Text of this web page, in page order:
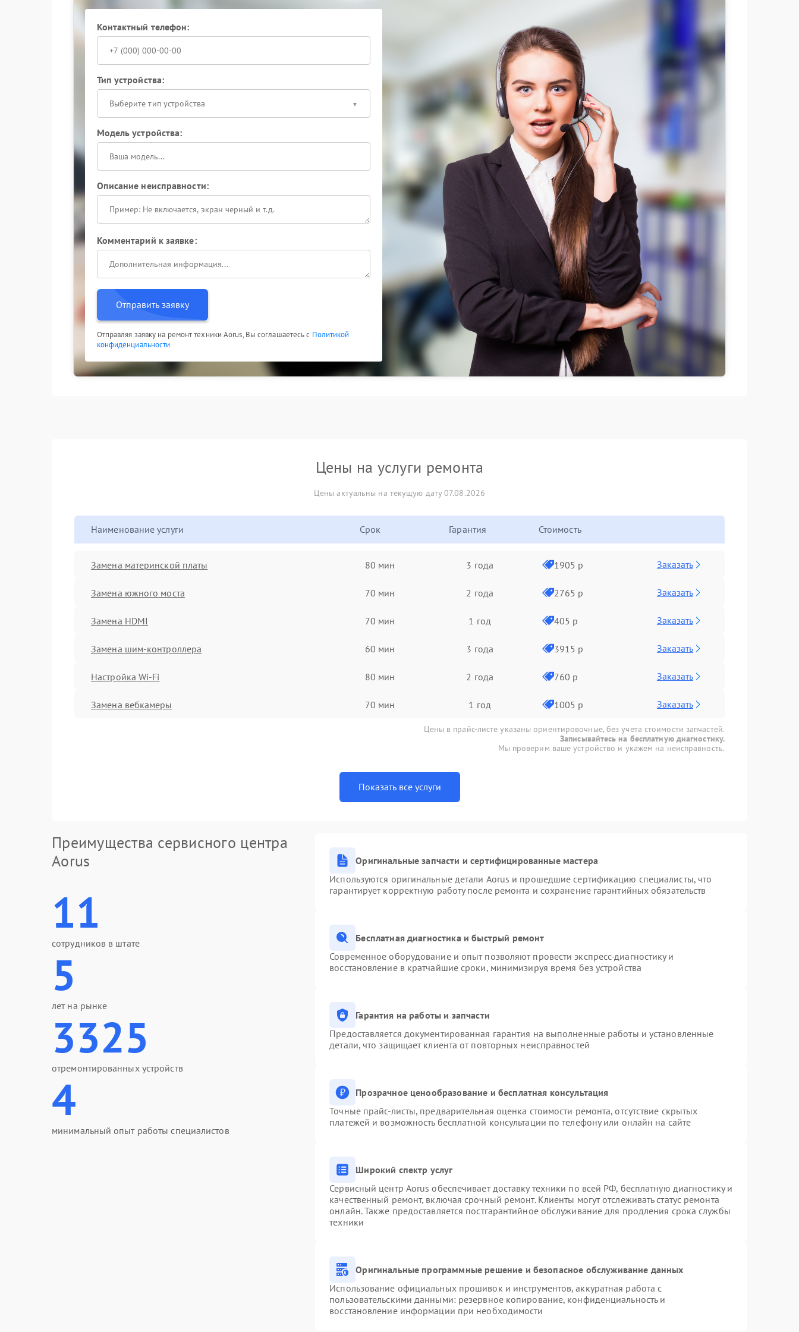
Порядок обращения
Сервис Aorus осуществляет комплексную диагностику и ремонт сетевых модулей с применением
специализированного оборудования. При необходимости производится замена контроллера или
восстановление контактных дорожек.
Обратившись в сервисный центр Aorus, владелец получает техническое заключение и
рекомендации по дальнейшей эксплуатации устройства, что снижает риск повторного
возникновения проблемы.
Контактный телефон:
Тип устройства:
Выберите тип устройства
Модель устройства:
Описание неисправности:
Комментарий к заявке:
Отправить заявку
Отправляя заявку на ремонт техники Aorus, Вы соглашаетесь с Политикой
конфиденциальности
Цены на услуги ремонта
Цены актуальны на текущую дату 07.08.2026
Наименование услуги Срок Гарантия Стоимость
Замена материнской платы 80 мин 3 года 1905 р Заказать
Замена южного моста 70 мин 2 года 2765 р Заказать
Замена HDMI 70 мин 1 год 405 р Заказать
Замена шим-контроллера 60 мин 3 года 3915 р Заказать
Настройка Wi-Fi 80 мин 2 года 760 р Заказать
Замена вебкамеры 70 мин 1 год 1005 р Заказать
Цены в прайс-листе указаны ориентировочные, без учета стоимости запчастей.
Записывайтесь на бесплатную диагностику.
Мы проверим ваше устройство и укажем на неисправность.
Показать все услуги
Преимущества сервисного центра
Aorus
11
сотрудников в штате
5
лет на рынке
3325
отремонтированных устройств
4
минимальный опыт работы специалистов
Оригинальные запчасти и сертифицированные мастера
Используются оригинальные детали Aorus и прошедшие сертификацию специалисты, что
гарантирует корректную работу после ремонта и сохранение гарантийных обязательств
Бесплатная диагностика и быстрый ремонт
Современное оборудование и опыт позволяют провести экспресс-диагностику и
восстановление в кратчайшие сроки, минимизируя время без устройства
Гарантия на работы и запчасти
Предоставляется документированная гарантия на выполненные работы и установленные
детали, что защищает клиента от повторных неисправностей
Прозрачное ценообразование и бесплатная консультация
Точные прайс-листы, предварительная оценка стоимости ремонта, отсутствие скрытых
платежей и возможность бесплатной консультации по телефону или онлайн на сайте
Широкий спектр услуг
Сервисный центр Aorus обеспечивает доставку техники по всей РФ, бесплатную диагностику и
качественный ремонт, включая срочный ремонт. Клиенты могут отслеживать статус ремонта
онлайн. Также предоставляется постгарантийное обслуживание для продления срока службы
техники
Оригинальные программные решение и безопасное обслуживание данных
Использование официальных прошивок и инструментов, аккуратная работа с
пользовательскими данными: резервное копирование, конфиденциальность и
восстановление информации при необходимости